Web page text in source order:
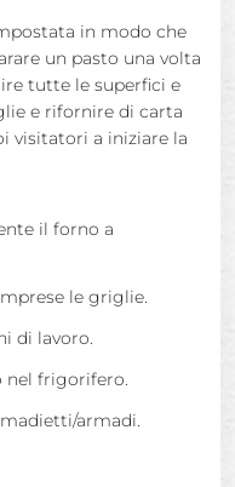
in modo che
un pasto una volta
tutte le superfici e
e rifornire di carta
visitatori a iniziare la
il forno a
le griglie.
di lavoro.
nel frigorifero.
armadi.